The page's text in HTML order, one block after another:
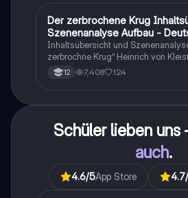
Deutsch
Der zerbrochene Krug
Szenenanalyse Aufbau -
Q1/Q2/Abitur
Inhaltsübersicht und
zerbrochne Krug” Heinrich von
12 7,408 124
Schüler lieben
auch.
4.6/5App Store 4.7